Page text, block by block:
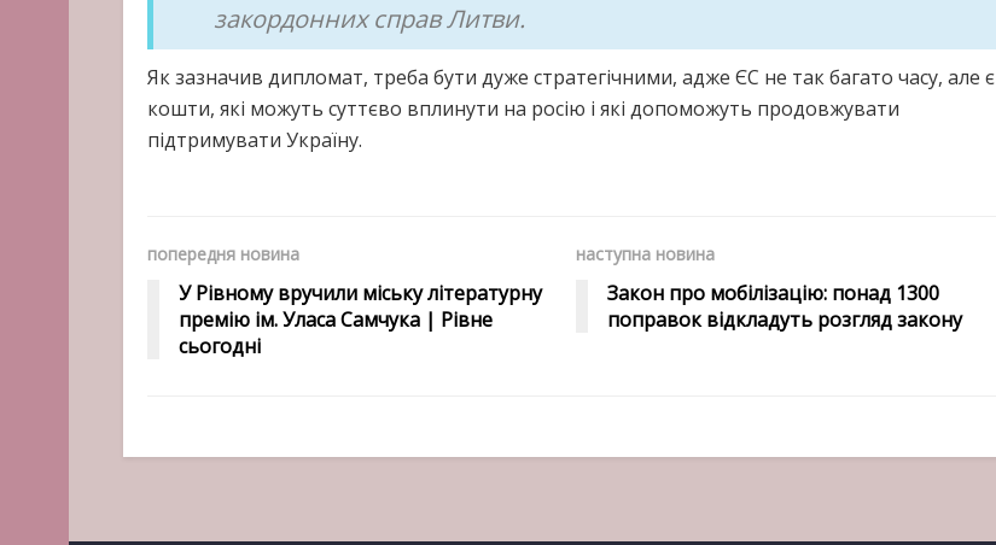
закордонних справ Литви.
Як зазначив дипломат, треба бути дуже стратегічними, адже ЄС не так багато часу, але є
кошти, які можуть суттєво вплинути на росію і які допоможуть продовжувати
підтримувати Україну.
попередня новина
У Рівному вручили міську літературну
премію ім. Уласа Самчука | Рівне
сьогодні
наступна новина
Закон про мобілізацію: понад 1300
поправок відкладуть розгляд закону